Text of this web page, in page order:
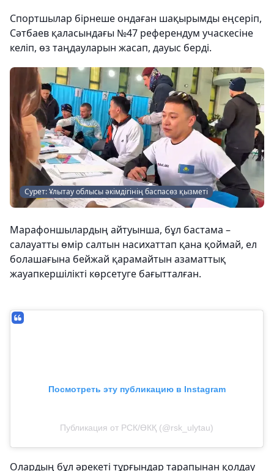
Спортшылар бірнеше ондаған шақырымды еңсеріп,
Сәтбаев қаласындағы №47 референдум учаскесіне
келіп, өз таңдауларын жасап, дауыс берді.
Сурет: Ұлытау облысы әкімдігінің баспасөз қызметі
Марафоншылардың айтуынша, бұл бастама –
салауатты өмір салтын насихаттап қана қоймай, ел
болашағына бейжай қарамайтын азаматтық
жауапкершілікті көрсетуге бағытталған.
Посмотреть эту публикацию в Instagram
Публикация от РСК/ӨКҚ (@rsk_ulytau)
Олардың бұл әрекеті тұрғындар тарапынан қолдау